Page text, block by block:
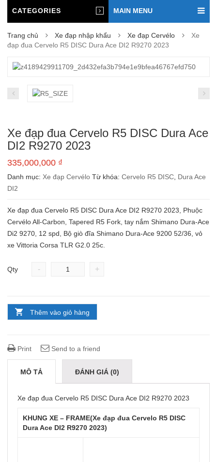
CATEGORIES MAIN MENU
Trang chủ Xe đạp nhập khẩu Xe đạp Cervélo
Xe
đạp đua Cervelo R5 DISC Dura Ace DI2 R9270 2023
Xe đạp đua Cervelo R5 DISC Dura Ace
DI2 R9270 2023
335,000,000 ₫
Danh mục: Xe đạp Cervélo Từ khóa: Cervelo R5 DISC Dura Ace
DI2
Xe đạp đua Cervelo R5 DISC Dura Ace DI2 R9270 2023, Phuộc
Cervélo All-Carbon, Tapered R5 Fork, tay nắm Shimano Dura-Ace
Di2 9270, 12 spd, Bộ giò đĩa Shimano Dura-Ace 9200 52/36, vỏ
xe Vittoria Corsa TLR G2.0 25c.
Qty - +
Thêm vào giỏ hàng
Print Send to a friend
MÔ TẢ ĐÁNH GIÁ (0)
Xe đạp đua Cervelo R5 DISC Dura Ace DI2 R9270 2023
KHUNG XE – FRAME(Xe đạp đua Cervelo R5 DISC
Dura Ace DI2 R9270 2023)